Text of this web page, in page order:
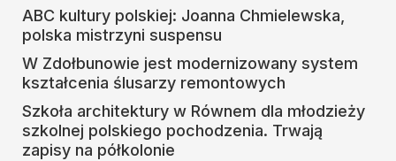
ABC kultury polskiej: Joanna Chmielewska,
polska mistrzyni suspensu
W Zdołbunowie jest modernizowany system
kształcenia ślusarzy remontowych
Szkoła architektury w Równem dla młodzieży
szkolnej polskiego pochodzenia. Trwają
zapisy na półkolonie